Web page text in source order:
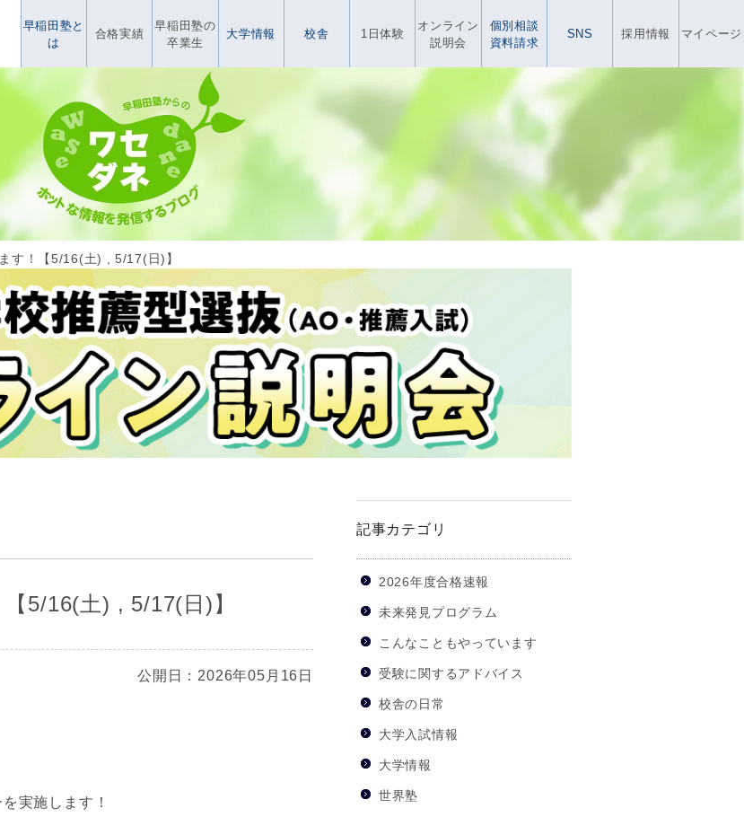
早稲田塾と
は
合格実績
早稲田塾の
卒業生
大学情報 校舎 1日体験
オンライン
説明会
個別相談
資料請求
SNS 採用情報 マイページ
す！【5/16(土) , 5/17(日)】
5/16(土) , 5/17(日)】
公開日：2026年05月16日
実施します！
記事カテゴリ
2026年度合格速報
未来発見プログラム
こんなこともやっています
受験に関するアドバイス
校舎の日常
大学入試情報
大学情報
世界塾